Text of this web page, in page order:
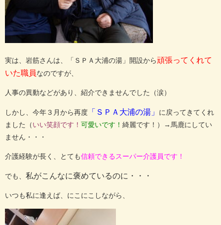
実は、岩筋さんは、「ＳＰＡ大浦の湯」開設から頑張ってくれて
いた職員なのですが、
人事の異動などがあり、紹介できませんでした（涙）
しかし、今年３月から再度 「ＳＰＡ大浦の湯」 に戻ってきてくれ
ました（いい笑顔です！ 可愛いです！ 綺麗です！）→馬鹿にしてい
ません・・・
介護経験が長く、とても信頼できるスーパー介護員です！
でも、 私がこんなに褒めているのに・・・
いつも私に逢えば、にこにこしながら、